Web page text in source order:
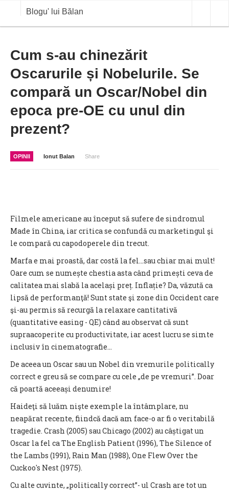
Blogu' lui Bălan
ANALIZE
BLOG IN DIALOG
STIRI
CURS VALUTAR IN TIMP REAL
COMMODITIES
Cum s-au chinezărit
Oscarurile și Nobelurile. Se
compară un Oscar/Nobel din
epoca pre-OE cu unul din
prezent?
OPINII Ionut Balan Share
Filmele americane au început să sufere de sindromul
Made în China, iar critica se confundă cu marketingul şi
le compară cu capodoperele din trecut.
Marfa e mai proastă, dar costă la fel…sau chiar mai mult!
Oare cum se numește chestia asta când primești ceva de
calitatea mai slabă la același preț. Inflație? Da, văzută ca
lipsă de performanţă! Sunt state şi zone din Occident care
şi-au permis să recurgă la relaxare cantitativă
(quantitative easing - QE) când au observat că sunt
supraacoperite cu productivitate, iar acest lucru se simte
inclusiv în cinematografie...
De aceea un Oscar sau un Nobel din vremurile politically
correct e greu să se compare cu cele „de pe vremuri”. Doar
că poartă aceeași denumire!
Haideţi să luăm nişte exemple la întâmplare, nu
neapărat recente, fiindcă dacă am face-o ar fi o veritabilă
tragedie. Crash (2005) sau Chicago (2002) au câștigat un
Oscar la fel ca The English Patient (1996), The Silence of
the Lambs (1991), Rain Man (1988), One Flew Over the
Cuckoo's Nest (1975).
Cu alte cuvinte, „politically correct”- ul Crash are tot un